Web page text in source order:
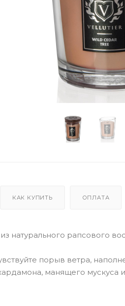
КАК КУПИТЬ ОПЛАТА
натурального рапсового
порыв ветра,
манящего